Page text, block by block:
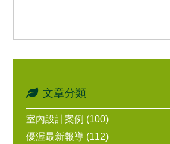
文章分類
室內設計案例 (100)
優渥最新報導 (112)